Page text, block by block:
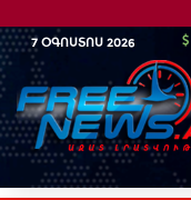
7 ՕԳՈՍՏՈՍ 2026